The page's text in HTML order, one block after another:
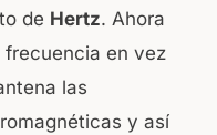
de Hertz. Ahora
frecuencia en vez
las
y así